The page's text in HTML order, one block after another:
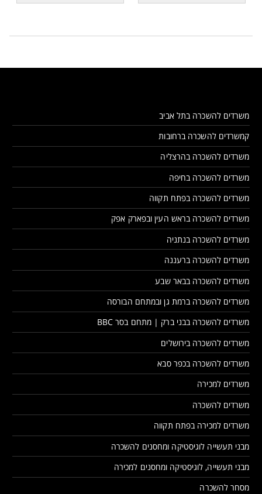
משרדים להשכרה בתל אביב
קמשרדים להשכרה ברחובות
משרדים להשכרה בהרצליה
משרדים להשכרה בחיפה
משרדים להשכרה בפתח תקווה
משרדים להשכרה בראש העין ובפארק אפק
משרדים להשכרה בנתניה
משרדים להשכרה ברעננה
משרדים להשכרה בבאר שבע
משרדים להשכרה ברמת גן ובמתחם הבורסה
משרדים להשכרה בבני ברק | מתחם בסר BBC
משרדים להשכרה בירושלים
משרדים להשכרה בכפר סבא
משרדים למכירה
משרדים להשכרה
משרדים למכירה בפתח תקווה
מבני תעשייה לוגיסטיקה ומחסנים להשכרה
מבני תעשייה, לוגיסטיקה ומחסנים למכירה
מסחר להשכרה